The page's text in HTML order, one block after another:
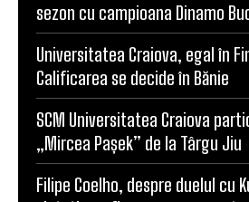
SCM Universitatea Craiova
sezon cu campioana Dinamo
Universitatea Craiova, egal în
Calificarea se decide în Bănie
SCM Universitatea Craiova
„Mircea Pașek” de la Târgu Jiu